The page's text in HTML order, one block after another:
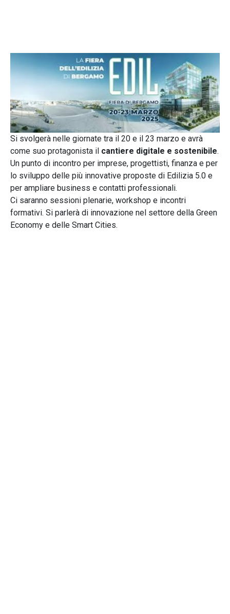
Si svolgerà nelle giornate tra il 20 e il 23 marzo e avrà
come suo protagonista il cantiere digitale e sostenibile.
Un punto di incontro per imprese, progettisti, finanza e per
lo sviluppo delle più innovative proposte di Edilizia 5.0 e
per ampliare business e contatti professionali.
Ci saranno sessioni plenarie, workshop e incontri
formativi. Si parlerà di innovazione nel settore della Green
Economy e delle Smart Cities.